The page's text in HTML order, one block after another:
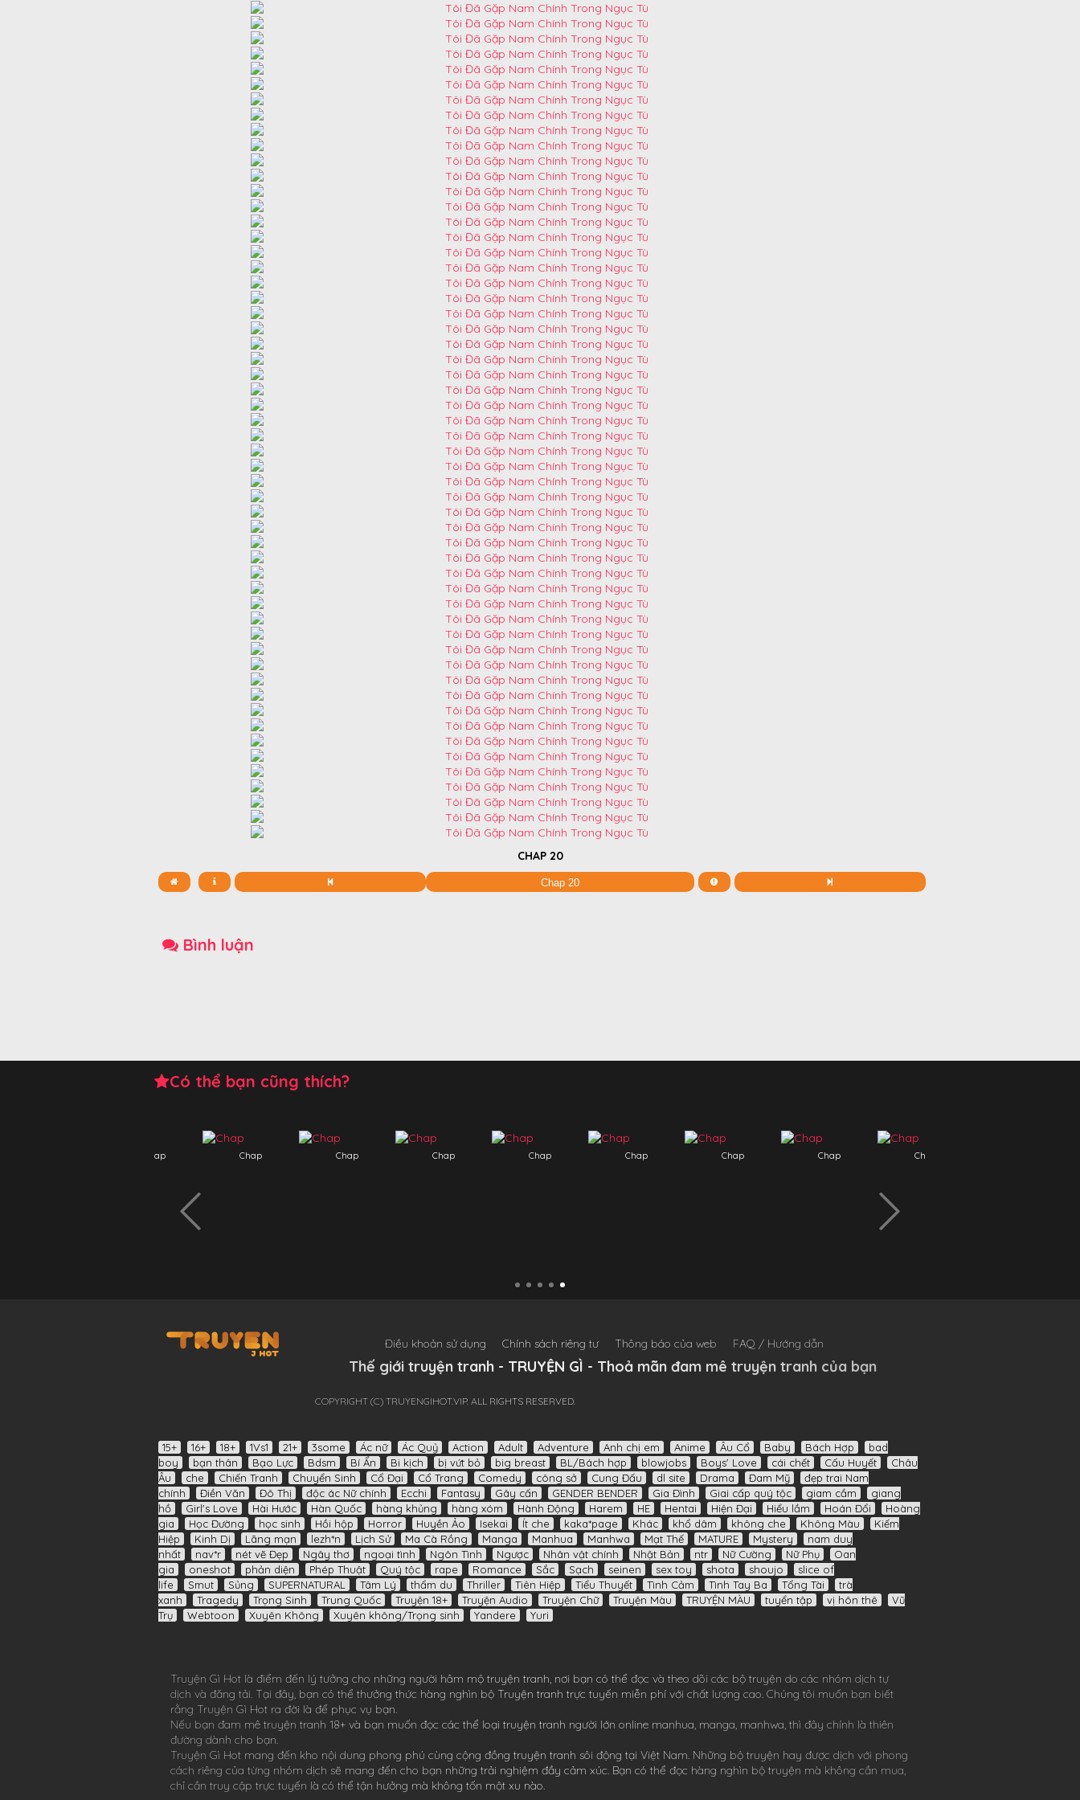
CHAP 20
Bình luận
Có thể bạn cũng thích?
Chap Chap Chap Chap Chap Chap Chap Chap Chap
Điều khoản sử dụng Chính sách riêng tư Thông báo của web FAQ / Hướng dẫn
Thế giới truyện tranh - TRUYỆN GÌ - Thoả mãn đam mê truyện tranh của bạn
COPYRIGHT (C) TRUYENGIHOT.VIP. ALL RIGHTS RESERVED.
15+ 16+ 18+ 1Vs1 21+ 3some Ác nữ Ác Quỷ Action Adult Adventure Anh chị em Anime Âu Cổ Baby Bách Hợp
bad
boy
bạn thân Bạo Lực Bdsm Bí Ẩn Bi kịch bị vứt bỏ big breast BL/Bách hợp blowjobs Boys' Love cái chết Cấu Huyết
Châu
Âu
che Chiến Tranh Chuyển Sinh Cổ Đại Cổ Trang Comedy công sở Cung Đấu dl site Drama Đam Mỹ
đẹp trai Nam
chính
Điền Văn Đô Thị độc ác Nữ chính Ecchi Fantasy Gây cấn GENDER BENDER Gia Đình Giai cấp quý tộc giam cầm
giang
hồ
Girl's Love Hài Hước Hàn Quốc hàng khủng hàng xóm Hành Động Harem HE Hentai Hiện Đại Hiểu lầm Hoán Đổi
Hoàng
gia
Học Đường học sinh Hồi hộp Horror Huyền Ảo Isekai Ít che kaka*page Khác khổ dâm không che Không Màu
Kiếm
Hiệp
Kinh Dị Lãng mạn lezh*n Lịch Sử Ma Cà Rồng Manga Manhua Manhwa Mạt Thế MATURE Mystery
nam duy
nhất
nav*r nét vẽ Đẹp Ngây thơ ngoại tình Ngôn Tình Ngược Nhân vật chính Nhật Bản ntr Nữ Cường Nữ Phụ
Oan
gia
oneshot phản diện Phép Thuật Quý tộc rape Romance Sắc Sạch seinen sex toy shota shoujo
slice of
life
Smut Sủng SUPERNATURAL Tâm Lý thẩm du Thriller Tiên Hiệp Tiểu Thuyết Tình Cảm Tình Tay Ba Tổng Tài
trà
xanh
Tragedy Trọng Sinh Trung Quốc Truyện 18+ Truyện Audio Truyện Chữ Truyện Màu TRUYỆN MÀU tuyển tập vị hôn thê
Vũ
Trụ
Webtoon Xuyên Không Xuyên không/Trọng sinh Yandere Yuri
Truyện Gì Hot là điểm đến lý tưởng cho những người hâm mộ truyện tranh, nơi bạn có thể đọc và theo dõi các bộ truyện do các nhóm dịch tự
dịch và đăng tải. Tại đây, bạn có thể thưởng thức hàng nghìn bộ Truyện tranh trực tuyến miễn phí với chất lượng cao. Chúng tôi muốn bạn biết
rằng Truyện Gì Hot ra đời là để phục vụ bạn.
Nếu bạn đam mê truyện tranh 18+ và bạn muốn đọc các thể loại truyện tranh người lớn online manhua, manga, manhwa, thì đây chính là thiên
đường dành cho bạn.
Truyện Gì Hot mang đến kho nội dung phong phú cùng cộng đồng truyện tranh sôi động tại Việt Nam. Những bộ truyện hay được dịch với phong
cách riêng của từng nhóm dịch sẽ mang đến cho bạn những trải nghiệm đầy cảm xúc. Bạn có thể đọc hàng nghìn bộ truyện mà không cần mua,
chỉ cần truy cập trực tuyến là có thể tận hưởng mà không tốn một xu nào.